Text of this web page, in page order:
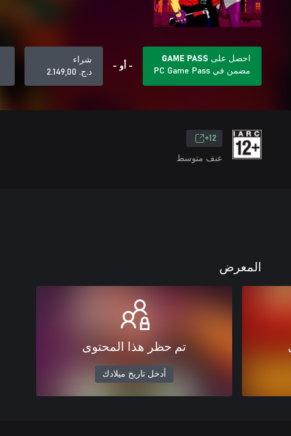
احصل على GAME PASS
مضمن في PC Game Pass
- أو -
شراء
د.ج.‏ 2.149,00
12+
عنف متوسط
المعرض
تم حظر هذا المحتوى
أدخل تاريخ ميلادك